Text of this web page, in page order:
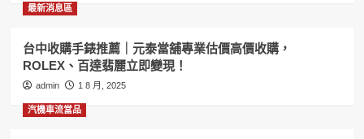
手
賣
一
定
來,
最新消息區
台中收購手錶推薦｜元泰當舖專業估價高價收購，
ROLEX、百達翡麗立即變現！
admin 1 8 月, 2025
汽機車流當品